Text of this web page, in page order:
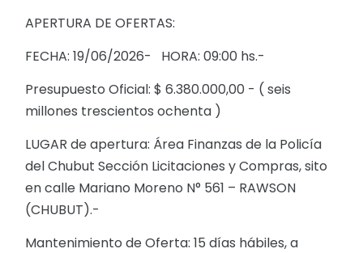
APERTURA DE OFERTAS:
FECHA: 19/06/2026- HORA: 09:00 hs.-
Presupuesto Oficial: $ 6.380.000,00 - ( seis
millones trescientos ochenta )
LUGAR de apertura: Área Finanzas de la Policía
del Chubut Sección Licitaciones y Compras, sito
en calle Mariano Moreno N° 561 – RAWSON
(CHUBUT).-
Mantenimiento de Oferta: 15 días hábiles, a